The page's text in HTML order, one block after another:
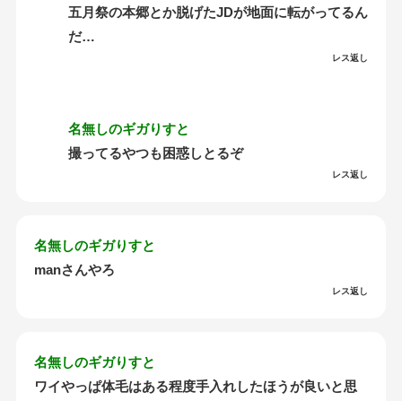
五月祭の本郷とか脱げたJDが地面に転がってるん
だ…
レス返し
名無しのギガりすと
撮ってるやつも困惑しとるぞ
レス返し
名無しのギガりすと
manさんやろ
レス返し
名無しのギガりすと
ワイやっぱ体毛はある程度手入れしたほうが良いと思